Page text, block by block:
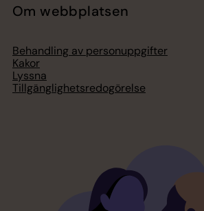
Om webbplatsen
Behandling av personuppgifter
Kakor
Lyssna
Tillgänglighetsredogörelse